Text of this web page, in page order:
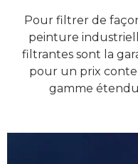
Pour filtrer de
peinture
filtrantes sont la
pour un prix
gamme